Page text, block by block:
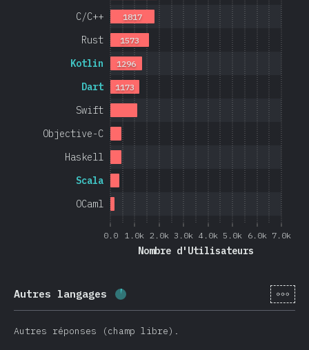
0.0 1.0k 2.0k 3.0k 4.0k 5.0k 6.0k 7.0k
Nombre d'Utilisateurs
OCaml
Scala
Haskell
Objective-C
Swift
Dart
Kotlin
Rust
C/C++
1173
1296
1573
1817
Autres langages Progression: [fr-
Autres réponses (champ libre).